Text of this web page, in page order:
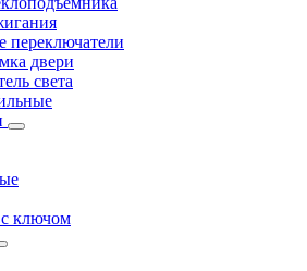
переключатели
двери
света
ключом